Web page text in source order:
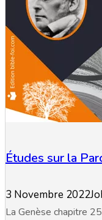
Études sur la
3 Novembre 2022
La Genèse chapitre